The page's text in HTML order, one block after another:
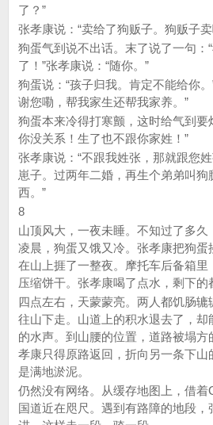
了？”
张孝康说：“卖给了狗贩子。狗贩子
狗蛋气到说不出话。末了说了一句：
了！”张孝康说：“随你。”
狗蛋说：“孩子归我。肯定不能给你
谢您嘞，帮我家生还帮我家养。”
狗蛋本来冷得打寒颤，这时给气到要
你没关系！生了也不跟你家姓！”
张孝康说：“不跟我姓张，那就跟您
崽子。过两年二婚，再生个弟弟叫
西。”
8
山顶风大，一夜未睡。不知过了多久
凌晨，狗蛋又饿又冷。张孝康把狗
在山上捱了一整夜。摩托车后备箱里
压缩饼干。张孝康喝了点水，剩下的
四点左右，天蒙蒙亮。两人都饥肠
往山下走。山道上的积水退去了，
的水声。到山腰的位置，道路被塌方
孝康只得原路返回，折向另一条下
是满地淤泥。
仍然没有网络。从缓存地图上，借
国道近在咫尺。遇到有路障的地段